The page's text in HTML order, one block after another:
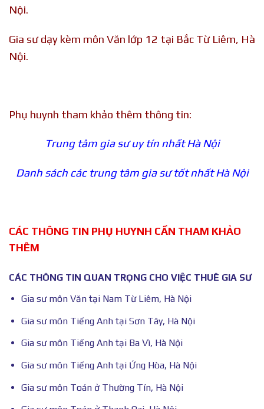
Nội.
Gia sư dạy kèm môn Văn lớp 12 tại Bắc Từ Liêm, Hà
Nội.
Phụ huynh tham khảo thêm thông tin:
Trung tâm gia sư uy tín nhất Hà Nội
Danh sách các trung tâm gia sư tốt nhất Hà Nội
CÁC THÔNG TIN PHỤ HUYNH CẦN THAM KHẢO
THÊM
CÁC THÔNG TIN QUAN TRỌNG CHO VIỆC THUÊ GIA SƯ
Gia sư môn Văn tại Nam Từ Liêm, Hà Nội
Gia sư môn Tiếng Anh tại Sơn Tây, Hà Nội
Gia sư môn Tiếng Anh tại Ba Vì, Hà Nội
Gia sư môn Tiếng Anh tại Ứng Hòa, Hà Nội
Gia sư môn Toán ở Thường Tín, Hà Nội